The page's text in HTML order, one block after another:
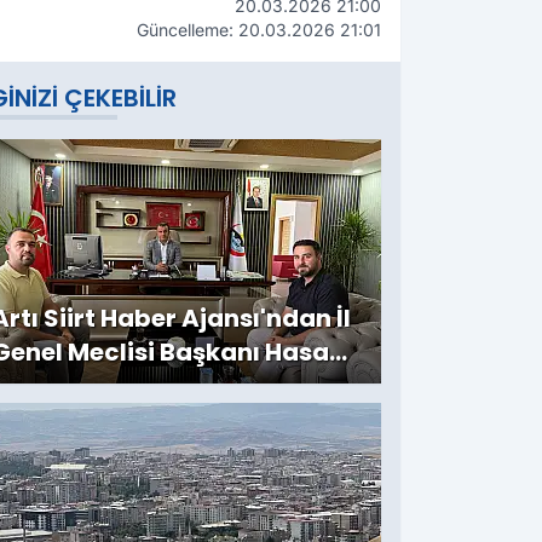
20.03.2026 21:00
Güncelleme: 20.03.2026 21:01
ÇEKEBILIR
Siirt Haber Ajansı'ndan İl
Meclisi Başkanı Hasan
Ziyaret: Kırsala
Yatırımlar